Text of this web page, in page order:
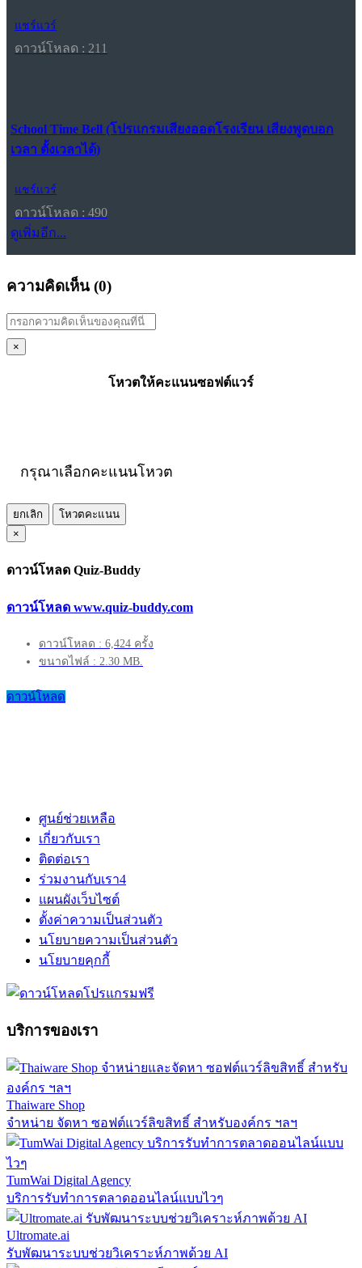
แชร์แวร์
ดาวน์โหลด : 211
School Time Bell (โปรแกรมเสียงออดโรงเรียน เสียงพูดบอก
เวลา ตั้งเวลาได้)
แชร์แวร์
ดาวน์โหลด : 490
ดูเพิ่มอีก...
ความคิดเห็น (0)
×
โหวตให้คะแนนซอฟต์แวร์
กรุณาเลือกคะแนนโหวต
ยกเลิก
โหวตคะแนน
×
ดาวน์โหลด Quiz-Buddy
ดาวน์โหลด www.quiz-buddy.com
ดาวน์โหลด : 6,424 ครั้ง
ขนาดไฟล์ : 2.30 MB.
ดาวน์โหลด
ศูนย์ช่วยเหลือ
เกี่ยวกับเรา
ติดต่อเรา
ร่วมงานกับเรา4
แผนผังเว็บไซต์
ตั้งค่าความเป็นส่วนตัว
นโยบายความเป็นส่วนตัว
นโยบายคุกกี้
บริการของเรา
Thaiware Shop
จำหน่าย จัดหา ซอฟต์แวร์ลิขสิทธิ์ สำหรับองค์กร ฯลฯ
TumWai Digital Agency
บริการรับทำการตลาดออนไลน์แบบไวๆ
Ultromate.ai
รับพัฒนาระบบช่วยวิเคราะห์ภาพด้วย AI